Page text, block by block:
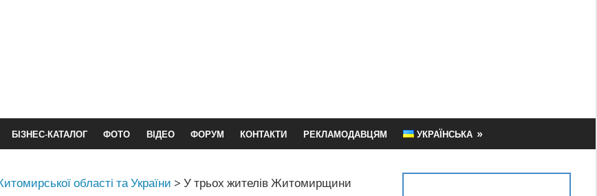
БІЗНЕС-КАТАЛОГ ФОТО ВІДЕО ФОРУМ КОНТАКТИ РЕКЛАМОДАВЦЯМ УКРАЇНСЬКА
області та України > У трьох жителів Житомирщини